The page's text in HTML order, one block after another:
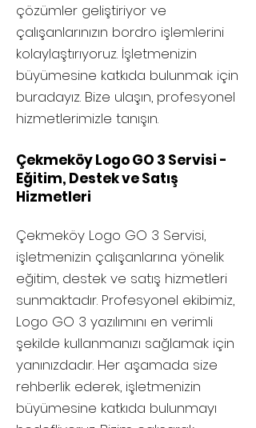
çözümler geliştiriyor ve
çalışanlarınızın bordro işlemlerini
kolaylaştırıyoruz. İşletmenizin
büyümesine katkıda bulunmak için
buradayız. Bize ulaşın, profesyonel
hizmetlerimizle tanışın.
Çekmeköy Logo GO 3 Servisi -
Eğitim, Destek ve Satış
Hizmetleri
Çekmeköy Logo GO 3 Servisi,
işletmenizin çalışanlarına yönelik
eğitim, destek ve satış hizmetleri
sunmaktadır. Profesyonel ekibimiz,
Logo GO 3 yazılımını en verimli
şekilde kullanmanızı sağlamak için
yanınızdadır. Her aşamada size
rehberlik ederek, işletmenizin
büyümesine katkıda bulunmayı